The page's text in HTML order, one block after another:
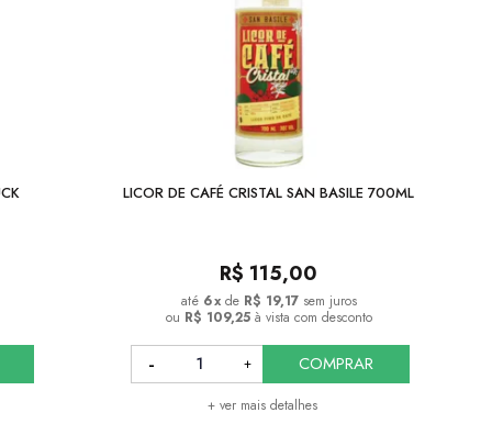
LICOR DE CAFÉ CRISTAL SAN BASILE 700ML
R$ 115,00
6x de R$ 19,17 sem juros
ou R$ 109,25 à vista com desconto
+ ver mais detalhes
COMPRAR